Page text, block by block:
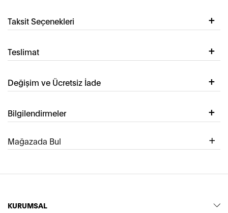
Taksit Seçenekleri
Teslimat
Değişim ve Ücretsiz İade
Bilgilendirmeler
Mağazada Bul
KURUMSAL